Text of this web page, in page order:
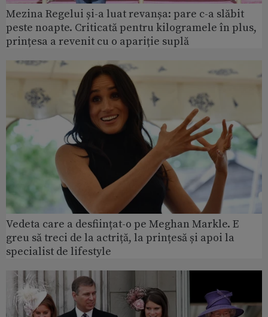
Mezina Regelui și-a luat revanșa: pare c-a slăbit
peste noapte. Criticată pentru kilogramele în plus,
prințesa a revenit cu o apariție suplă
Vedeta care a desființat-o pe Meghan Markle. E
greu să treci de la actriță, la prințesă și apoi la
specialist de lifestyle